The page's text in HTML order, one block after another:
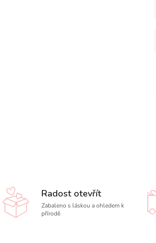
Radost otevřít
Zabaleno s láskou a ohledem k
přírodě